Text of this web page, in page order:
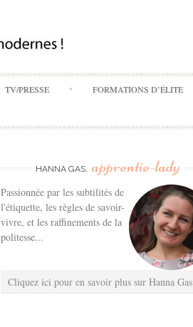
TV/PRESSE FORMATIONS D’ÉLITE
HANNA GAS, apprentie-lady
Passionnée par les subtilités de
l'étiquette, les règles de savoir-
vivre, et les raffinements de la
politesse...
Cliquez ici pour en savoir plus sur Hanna Gas